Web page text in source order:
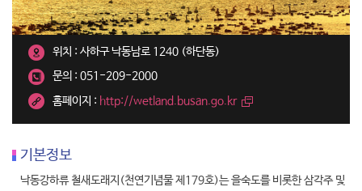
위치 : 사하구 낙동남로 1240 (하단동)
문의 : 051-209-2000
홈페이지 : http://wetland.busan.go.kr
기본정보
낙동강하류 철새도래지(천연기념물 제179호)는 을숙도를 비롯한 삼각주 및